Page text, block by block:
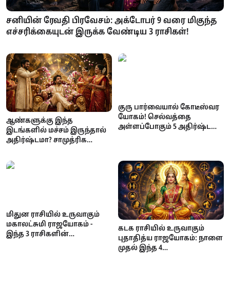
சனியின் ரேவதி பிரவேசம்: அக்டோபர் 9 வரை மிகுந்த
எச்சரிக்கையுடன் இருக்க வேண்டிய 3 ராசிகள்!
ஆண்களுக்கு இந்த
இடங்களில் மச்சம் இருந்தால்
அதிர்ஷ்டமா? சாமுத்ரிக
நம்பிக்கைகள்
குரு பார்வையால் கோடீஸ்வர
யோகம்! செல்வத்தை
அள்ளப்போகும் 5 அதிர்ஷ்ட
மிதுன ராசியில் உருவாகும்
மகாலட்சுமி ராஜயோகம் -
இந்த 3 ராசிகளின்
கடக ராசியில் உருவாகும்
புதாதித்ய ராஜயோகம்: நாளை
முதல் இந்த 4